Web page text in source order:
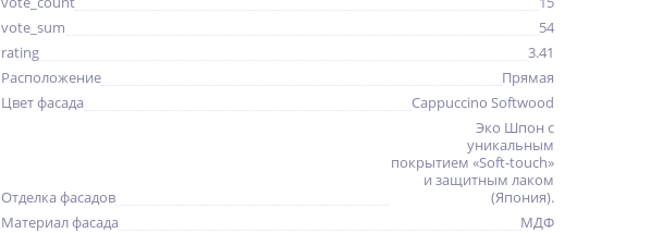
vote_sum
54
rating
3.41
Расположение
Прямая
Цвет фасада
Cappuccino Softwood
Отделка фасадов
Эко Шпон с
уникальным
покрытием «Soft-touch»
и защитным лаком
(Япония).
Материал фасада
МДФ